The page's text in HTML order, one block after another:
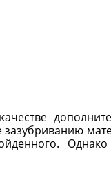
Однако